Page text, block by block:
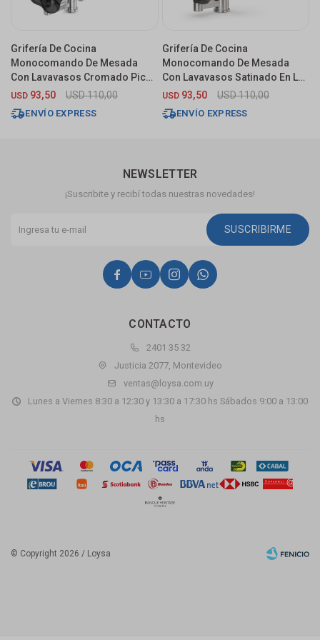
Grifería De Cocina
Monocomando De Mesada
Con Lavavasos Cromado Pico
Extraible
USD 93,50 USD110,00
ENVÍO EXPRESS
Grifería De Cocina
Monocomando De Mesada
Con Lavavasos Satinado En L
Pico Extraible
USD 93,50 USD110,00
ENVÍO EXPRESS
CONTACTO
2401 35 32
Justicia 2077, Montevideo
ventas@loysa.com.uy
Lunes a Viernes 8:30 a 12:30 y 13:30 a 17:30 hs Sábados 9:00 a 13:00
hs
NEWSLETTER
¡Suscribite y recibí todas nuestras novedades!
SUSCRIBIRME
   
© Copyright 2026 / Loysa